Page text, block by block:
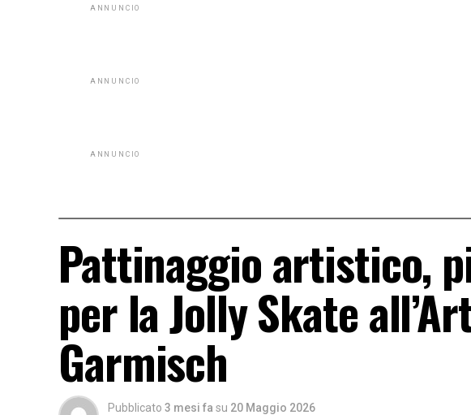
ANNUNCIO
ANNUNCIO
ANNUNCIO
Pattinaggio artistico,
per la Jolly Skate
Garmisch
Pubblicato 3 mesi fa su 20 Maggio 2026